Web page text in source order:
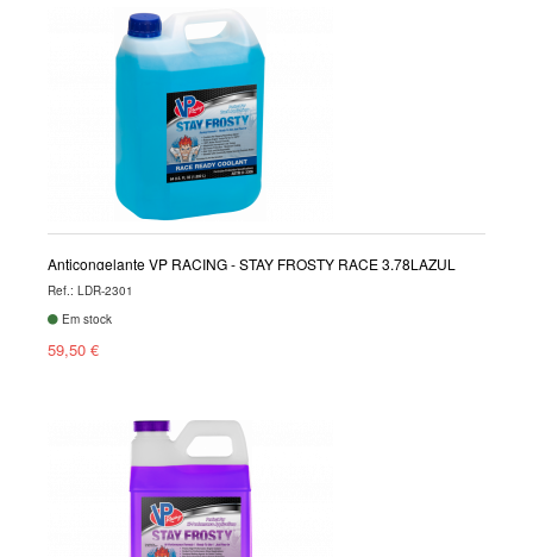
Anticongelante VP RACING - STAY FROSTY RACE 3.78LAZUL
Ref.: LDR-2301
Em stock
59,50 €